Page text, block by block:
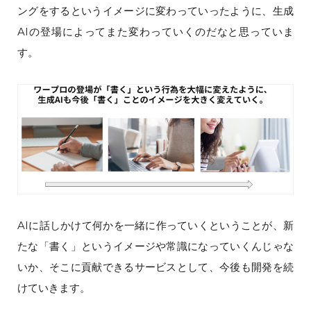
ングをするというイメージに変わっていったように、生成
AIの登場によってまた変わっていくのだなと思っていま
す。
AIに話しかけて何かを一緒に作っていくということが、新
たな「書く」というイメージや常識になっていくんじゃな
いか、そこに貢献できるサービスとして、今後も開発を続
けていきます。